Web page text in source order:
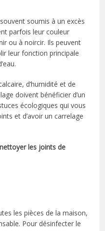
soumis à un excès
parfois leur couleur
ou à noircir. Ils peuvent
leur fonction principale
d’humidité et de
doivent bénéficier d’un
écologiques qui vous
et d’avoir un carrelage
les joints de
les pièces de la maison,
Pour désinfecter le